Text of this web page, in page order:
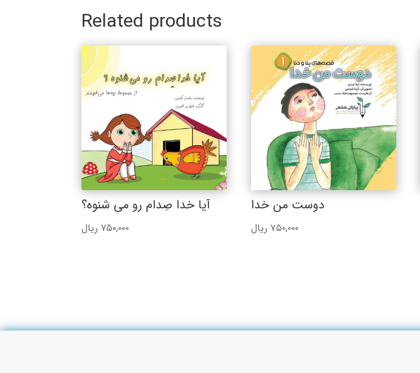
Related products
آیا خدا صِدام رو می شنوه؟
۷۵۰,۰۰۰ ریال
دوست من خدا
۷۵۰,۰۰۰ ریال